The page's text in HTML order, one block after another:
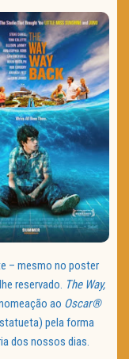
– mesmo no poster
reservado. The Way,
ao Oscar®
pela forma
dos nossos dias.